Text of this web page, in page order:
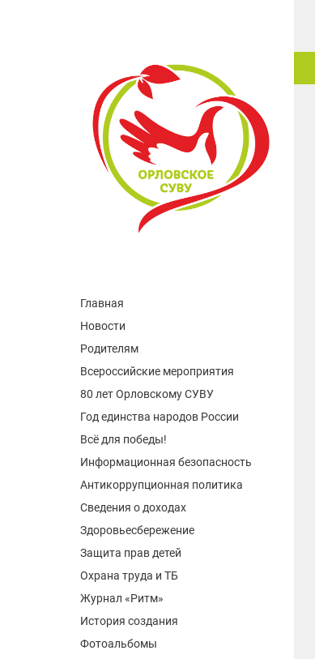
Главная
Новости
Родителям
Всероссийские мероприятия
80 лет Орловскому СУВУ
Год единства народов России
Всё для победы!
Информационная безопасность
Антикоррупционная политика
Сведения о доходах
Здоровьесбережение
Защита прав детей
Охрана труда и ТБ
Журнал «Ритм»
История создания
Фотоальбомы